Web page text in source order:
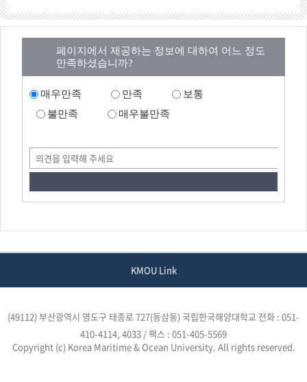
페이지에서 제공하는 정보에 대하여 어느 정도
만족하셨습니까?
매우만족 만족
보통
불만족
매우불만족
KMOU Link
(49112) 부산광역시 영도구 태종로 727(동삼동) 국립한국해양대학교 전화 : 051-
410-4114, 4033 / 팩스 : 051-405-5569
Copyright (c) Korea Maritime & Ocean University. All rights reserved.